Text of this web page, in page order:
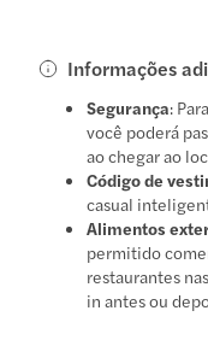
Informações
Segurança:
você poderá
ao chegar ao
Código de
casual
Alimentos
permitido
restaurantes
in antes ou